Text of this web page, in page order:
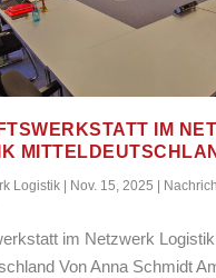
IM
Logistik Nov. 15, 2025
im Netzwerk Logistik
Von Anna Schmidt